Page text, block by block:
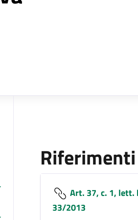
Art. 37, c. 1, lett.
33/2013